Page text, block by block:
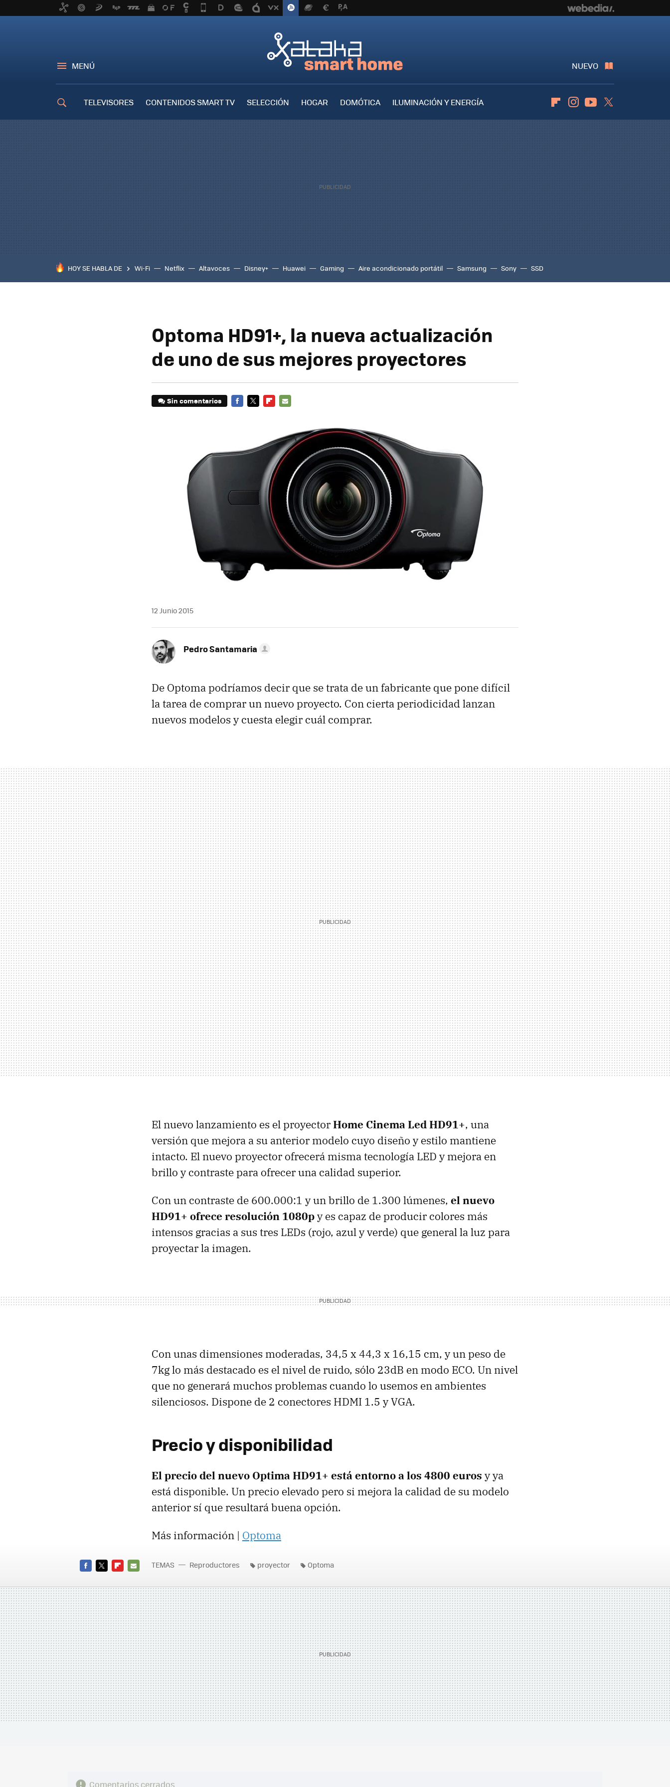
MENÚ NUEVO
TELEVISORES CONTENIDOS SMART TV SELECCIÓN HOGAR DOMÓTICA
ILUMINACIÓN Y ENERGÍA
FlipboardInstagramYoutube
HOY SE HABLA DE Wi-Fi Netflix Altavoces Disney+ Huawei Gaming Aire acondicionado portátil Samsung Sony SSD
Optoma HD91+, la nueva actualización
de uno de sus mejores proyectores
Sin comentarios
12 Junio 2015
Pedro Santamaria
De Optoma podríamos decir que se trata de un fabricante que pone difícil
la tarea de comprar un nuevo proyecto. Con cierta periodicidad lanzan
nuevos modelos y cuesta elegir cuál comprar.
El nuevo lanzamiento es el proyectorHome Cinema Led HD91+, una
versión que mejora a su anterior modelo cuyo diseño y estilo mantiene
intacto. El nuevo proyector ofrecerá misma tecnología LED y mejora en
brillo y contraste para ofrecer una calidad superior.
Con un contraste de 600.000:1 y un brillo de 1.300 lúmenes, el nuevo
HD91+ ofrece resolución 1080py es capaz de producir colores más
intensos gracias a sus tres LEDs (rojo, azul y verde) que general la luz para
proyectar la imagen.
Con unas dimensiones moderadas, 34,5 x 44,3 x 16,15 cm, y un peso de
7kg lo más destacado es el nivel de ruido, sólo 23dB en modo ECO. Un nivel
que no generará muchos problemas cuando lo usemos en ambientes
silenciosos. Dispone de 2 conectores HDMI 1.5 y VGA.
Precio y disponibilidad
El precio del nuevo Optima HD91+ está entorno a los 4800 euros y ya
está disponible. Un precio elevado pero si mejora la calidad de su modelo
anterior sí que resultará buena opción.
Más información | Optoma
MAIL
TEMAS Reproductores proyector Optoma
Comentarios cerrados